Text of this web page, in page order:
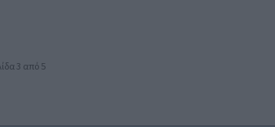
3 από 5